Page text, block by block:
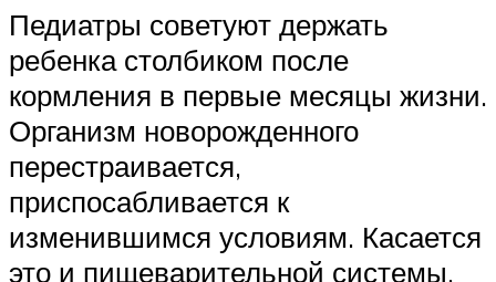
Педиатры советуют держать
ребенка столбиком после
кормления в первые месяцы жизни.
Организм новорожденного
перестраивается,
приспосабливается к
изменившимся условиям. Касается
это и пищеварительной системы.